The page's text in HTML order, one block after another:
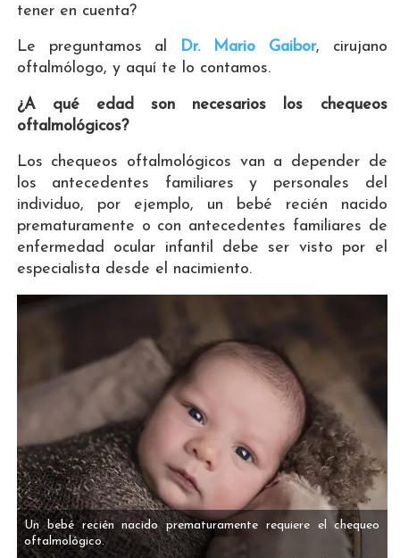
tener en cuenta?
Le preguntamos al Dr. Mario Gaibor, cirujano
oftalmólogo, y aquí te lo contamos.
¿A qué edad son necesarios los chequeos
oftalmológicos?
Los chequeos oftalmológicos van a depender de
los antecedentes familiares y personales del
individuo, por ejemplo, un bebé recién nacido
prematuramente o con antecedentes familiares de
enfermedad ocular infantil debe ser visto por el
especialista desde el nacimiento.
Un bebé recién nacido prematuramente requiere el chequeo
oftalmológico.